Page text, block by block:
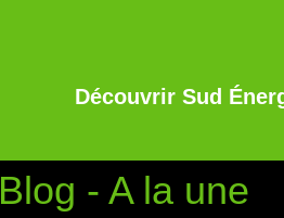
Découvrir Sud
Blog - A la une